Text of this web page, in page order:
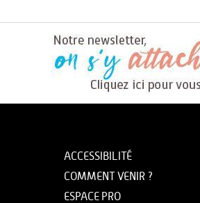
ACCESSIBILITÉ
COMMENT VENIR ?
ESPACE PRO